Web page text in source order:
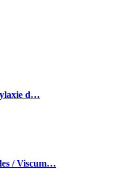
d…
/ Viscum…